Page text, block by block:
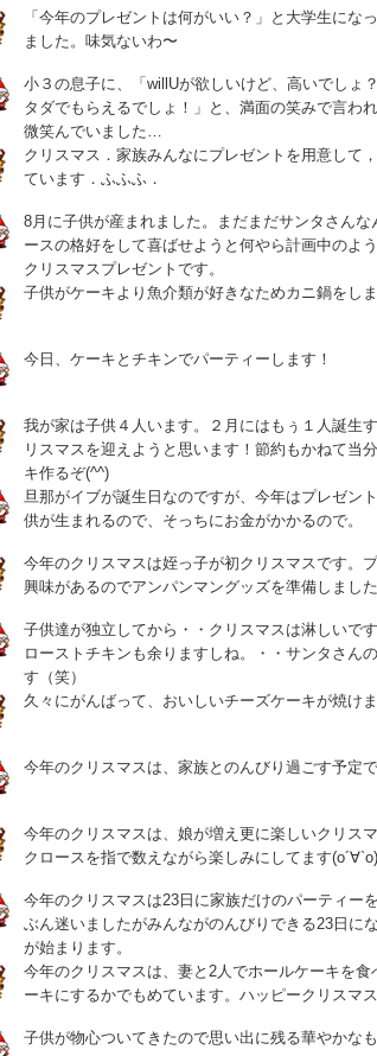
「今年のプレゼントは何がいい？」と大学生にな
ました。味気ないわ〜
小３の息子に、「willUが欲しいけど、高いでしょ
タダでもらえるでしょ！」と、満面の笑みで言わ
微笑んでいました…
クリスマス．家族みんなにプレゼントを用意して
ています．ふふふ．
8月に子供が産まれました。まだまだサンタさん
ースの格好をして喜ばせようと何やら計画中のよ
クリスマスプレゼントです。
子供がケーキより魚介類が好きなためカニ鍋をしま
今日、ケーキとチキンでパーティーします！
我が家は子供４人います。２月にはもぅ１人誕生
リスマスを迎えようと思います！節約もかねて当
キ作るぞ(^^)
旦那がイブが誕生日なのですが、今年はプレゼ
供が生まれるので、そっちにお金がかかるので。
今年のクリスマスは姪っ子が初クリスマスです。
興味があるのでアンパンマングッズを準備しました
子供達が独立してから・・クリスマスは淋しいで
ローストチキンも余りますしね。・・サンタさん
す（笑）
久々にがんばって、おいしいチーズケーキが焼けま
今年のクリスマスは、家族とのんびり過ごす予定で
今年のクリスマスは、娘が増え更に楽しいクリス
クロースを指で数えながら楽しみにしてます
今年のクリスマスは23日に家族だけのパーティー
ぶん迷いましたがみんながのんびりできる23日に
が始まります。
今年のクリスマスは、妻と2人でホールケーキを
ーキにするかでもめています。ハッピークリスマ
子供が物心ついてきたので思い出に残る華やかな